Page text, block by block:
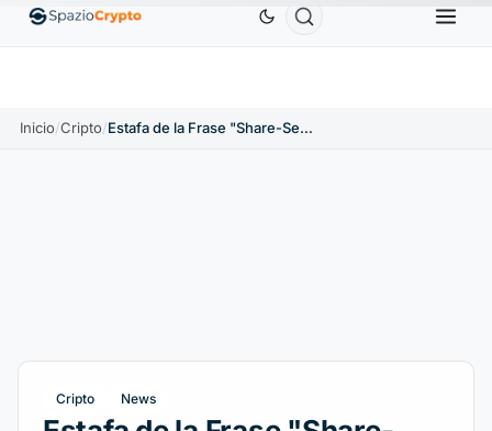
EthereumETH1880,58 US$ Tether USDT ↑0.00% BNB
Inicio/Cripto/ Estafa de la Frase "Share-Seed": Binance Advierte a los Tenedores de Criptomonedas
Cripto News